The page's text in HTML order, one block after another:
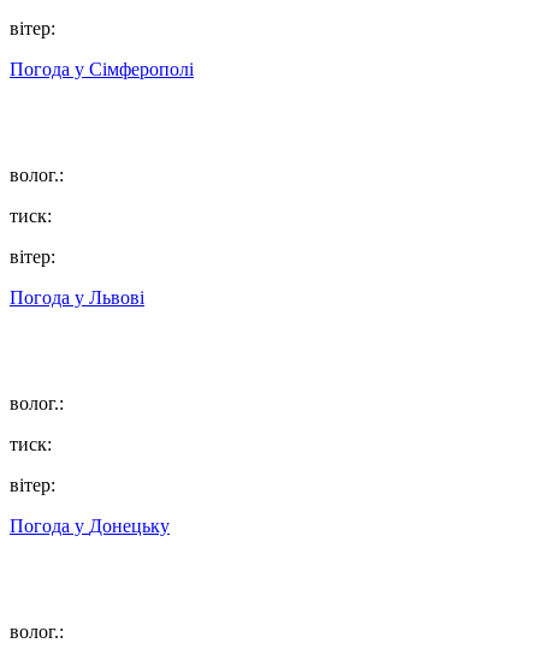
вітер:
Погода у Сімферополі
волог.:
тиск:
вітер:
Погода у Львові
волог.:
тиск:
вітер:
Погода у Донецьку
волог.: